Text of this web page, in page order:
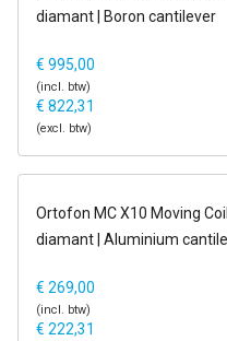
diamant | Boron cantilever
€ 995,00
(incl. btw)
€ 822,31
(excl. btw)
op voorraad
Ortofon MC X10 Moving
diamant | Aluminium
€ 269,00
(incl. btw)
€ 222,31